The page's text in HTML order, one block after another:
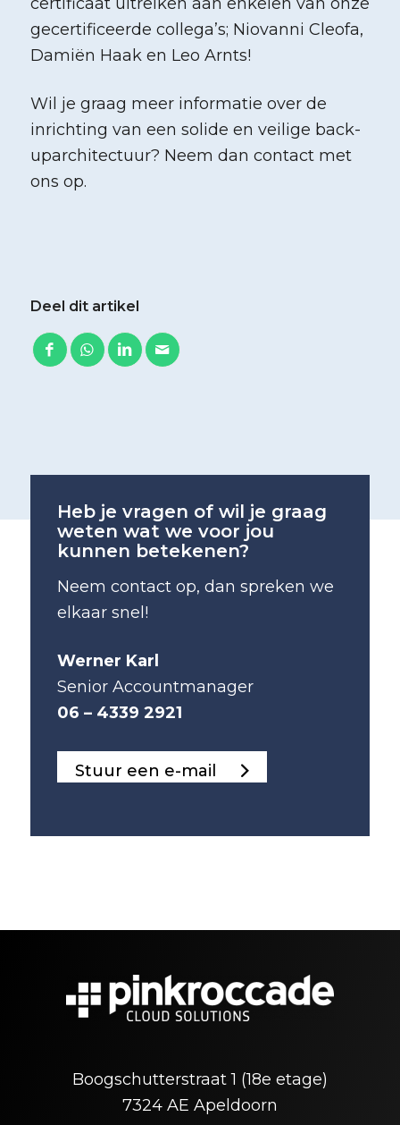
gecertificeerde collega’s; Niovanni Cleofa,
Damiën Haak en Leo Arnts!
Wil je graag meer informatie over de
inrichting van een solide en veilige back-
uparchitectuur? Neem dan contact met
ons op.
Deel dit artikel
Heb je vragen of wil je graag
weten wat we voor jou
kunnen betekenen?
Neem contact op, dan spreken we
elkaar snel!
Werner Karl
Senior Accountmanager
06 – 4339 2921
Stuur een e-mail
Boogschutterstraat 1 (18e etage)
7324 AE Apeldoorn